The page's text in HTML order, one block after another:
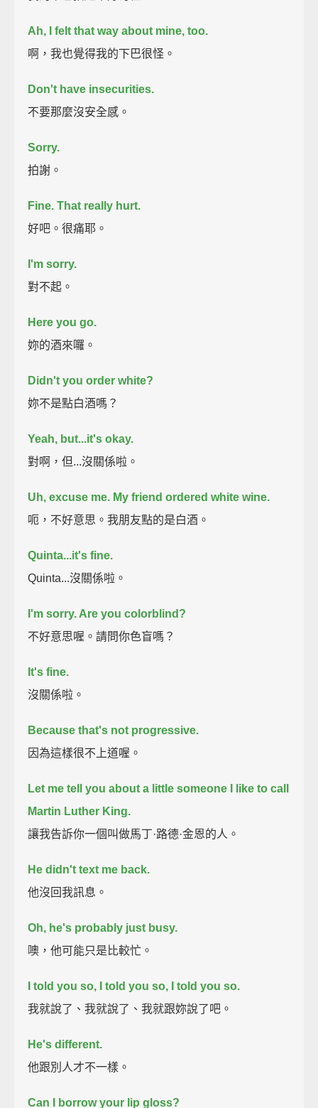
Ah, I felt that way about mine, too.
啊，我也覺得我的下巴很怪。
Don't have insecurities.
不要那麼沒安全感。
Sorry.
拍謝。
Fine. That really hurt.
好吧。很痛耶。
I'm sorry.
對不起。
Here you go.
妳的酒來囉。
Didn't you order white?
妳不是點白酒嗎？
Yeah, but...it's okay.
對啊，但...沒關係啦。
Uh, excuse me. My friend ordered white wine.
呃，不好意思。我朋友點的是白酒。
Quinta...it's fine.
Quinta...沒關係啦。
I'm sorry. Are you colorblind?
不好意思喔。請問你色盲嗎？
It's fine.
沒關係啦。
Because that's not progressive.
因為這樣很不上道喔。
Let me tell you about a little someone I like to call
Martin Luther King.
讓我告訴你一個叫做馬丁·路德·金恩的人。
He didn't text me back.
他沒回我訊息。
Oh, he's probably just busy.
噢，他可能只是比較忙。
I told you so, I told you so, I told you so.
我就說了、我就說了、我就跟妳說了吧。
He's different.
他跟別人才不一樣。
Can I borrow your lip gloss?